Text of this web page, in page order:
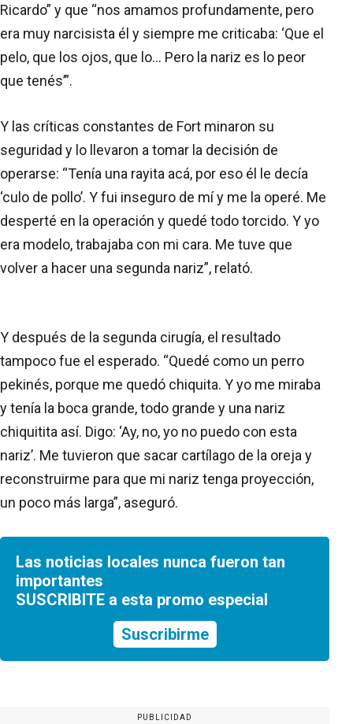
Ricardo” y que “nos amamos profundamente, pero
era muy narcisista él y siempre me criticaba: ‘Que el
pelo, que los ojos, que lo... Pero la nariz es lo peor
que tenés’”.
Y las críticas constantes de Fort minaron su
seguridad y lo llevaron a tomar la decisión de
operarse: “Tenía una rayita acá, por eso él le decía
‘culo de pollo’. Y fui inseguro de mí y me la operé. Me
desperté en la operación y quedé todo torcido. Y yo
era modelo, trabajaba con mi cara. Me tuve que
volver a hacer una segunda nariz”, relató.
Y después de la segunda cirugía, el resultado
tampoco fue el esperado. “Quedé como un perro
pekinés, porque me quedó chiquita. Y yo me miraba
y tenía la boca grande, todo grande y una nariz
chiquitita así. Digo: ‘Ay, no, yo no puedo con esta
nariz’. Me tuvieron que sacar cartílago de la oreja y
reconstruirme para que mi nariz tenga proyección,
un poco más larga”, aseguró.
Las noticias locales nunca fueron tan
importantes
SUSCRIBITE a esta promo especial
Suscribirme
PUBLICIDAD